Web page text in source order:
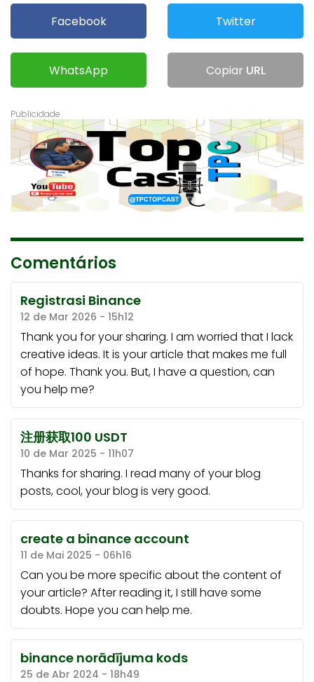
Facebook Twitter
WhatsApp Copiar URL
Comentários
Registrasi Binance
12 de Mar 2026 - 15h12
Thank you for your sharing. I am worried that I lack
creative ideas. It is your article that makes me full
of hope. Thank you. But, I have a question, can
you help me?
注册获取100 USDT
10 de Mar 2025 - 11h07
Thanks for sharing. I read many of your blog
posts, cool, your blog is very good.
create a binance account
11 de Mai 2025 - 06h16
Can you be more specific about the content of
your article? After reading it, I still have some
doubts. Hope you can help me.
binance norādījuma kods
25 de Abr 2024 - 18h49